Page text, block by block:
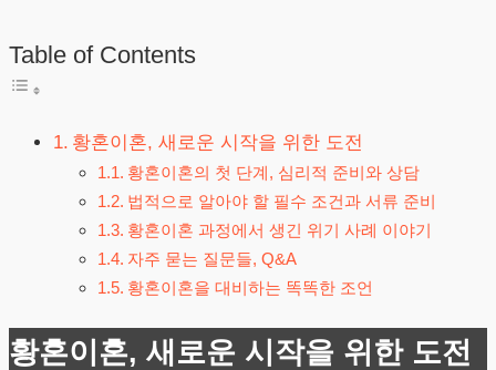
Table of Contents
황혼이혼, 새로운 시작을 위한 도전
황혼이혼의 첫 단계, 심리적 준비와 상담
법적으로 알아야 할 필수 조건과 서류 준비
황혼이혼 과정에서 생긴 위기 사례 이야기
자주 묻는 질문들, Q&A
황혼이혼을 대비하는 똑똑한 조언
황혼이혼, 새로운 시작을 위한 도전